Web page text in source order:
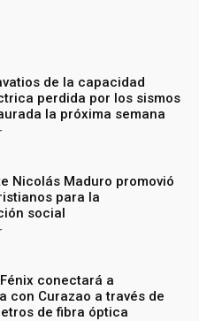
de la capacidad
perdida por los sismos
la próxima semana
Nicolás Maduro promovió
para la
social
conectará a
con Curazao a través de
de fibra óptica